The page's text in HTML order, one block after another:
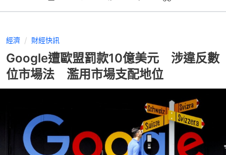
經濟 財經快訊
Google遭歐盟罰款10億美元 涉違反數
位市場法 濫用市場支配地位